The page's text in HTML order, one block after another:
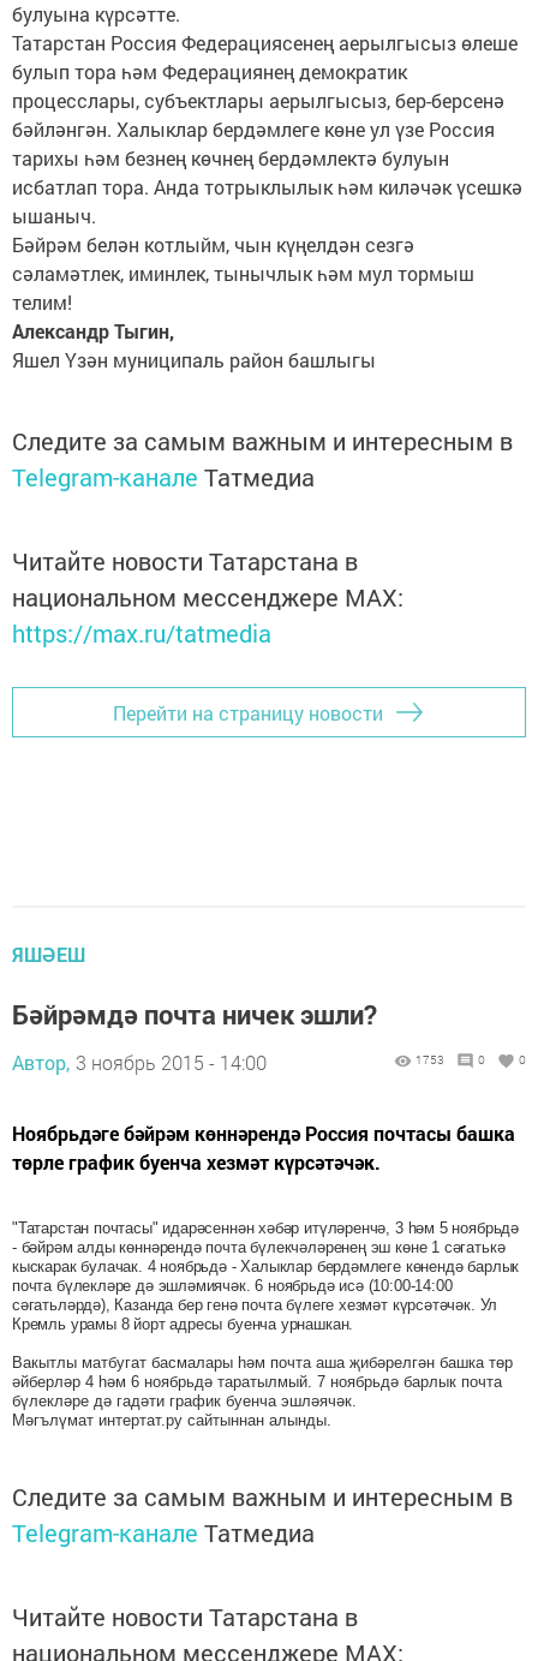
булуына күрсәтте.
Татарстан Россия Федерациясенең аерылгысыз өлеше
булып тора һәм Федерациянең демократик
процесслары, субъектлары аерылгысыз, бер-берсенә
бәйләнгән. Халыклар бердәмлеге көне ул үзе Россия
тарихы һәм безнең көчнең бердәмлектә булуын
исбатлап тора. Анда тотрыклылык һәм киләчәк үсешкә
ышаныч.
Бәйрәм белән котлыйм, чын күңелдән сезгә
сәламәтлек, иминлек, тынычлык һәм мул тормыш
телим!
Александр Тыгин,
Яшел Үзән муниципаль район башлыгы
Следите за самым важным и интересным в
Telegram-канале Татмедиа
Читайте новости Татарстана в
национальном мессенджере MАХ:
https://max.ru/tatmedia
Перейти на страницу новости
ЯШӘЕШ
Бәйрәмдә почта ничек эшли?
Автор, 3 ноябрь 2015 - 14:00 1753 0 0
Ноябрьдәге бәйрәм көннәрендә Россия почтасы башка
төрле график буенча хезмәт күрсәтәчәк.
"Татарстан почтасы" идарәсеннән хәбәр итүләренчә, 3 һәм 5 ноябрьдә
- бәйрәм алды көннәрендә почта бүлекчәләренең эш көне 1 сәгатькә
кыскарак булачак. 4 ноябрьдә - Халыклар бердәмлеге көнендә барлык
почта бүлекләре дә эшләмиячәк. 6 ноябрьдә исә (10:00-14:00
сәгатьләрдә), Казанда бер генә почта бүлеге хезмәт күрсәтәчәк. Ул
Кремль урамы 8 йорт адресы буенча урнашкан.
Вакытлы матбугат басмалары һәм почта аша җибәрелгән башка төр
әйберләр 4 һәм 6 ноябрьдә таратылмый. 7 ноябрьдә барлык почта
бүлекләре дә гадәти график буенча эшләячәк.
Мәгълүмат интертат.ру сайтыннан алынды.
Следите за самым важным и интересным в
Telegram-канале Татмедиа
Читайте новости Татарстана в
национальном мессенджере MАХ: